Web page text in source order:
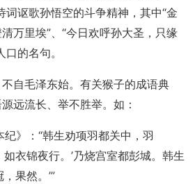
词讴歌孙悟空的斗争精神，其中“金
万里埃”、“今日欢呼孙大圣，只缘
的名句。
自毛泽东始。有关猴子的成语典
远流长、举不胜举。如：
纪》：“韩生劝项羽都关中，羽
如衣锦夜行。’乃烧宫室都彭城。韩生
果然。’”